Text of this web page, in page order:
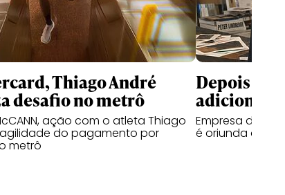
Thiago André
desafio no metrô
ação com o atleta Thiago
do pagamento por
metrô
Depois da
adiciona
Empresa de
é oriunda da